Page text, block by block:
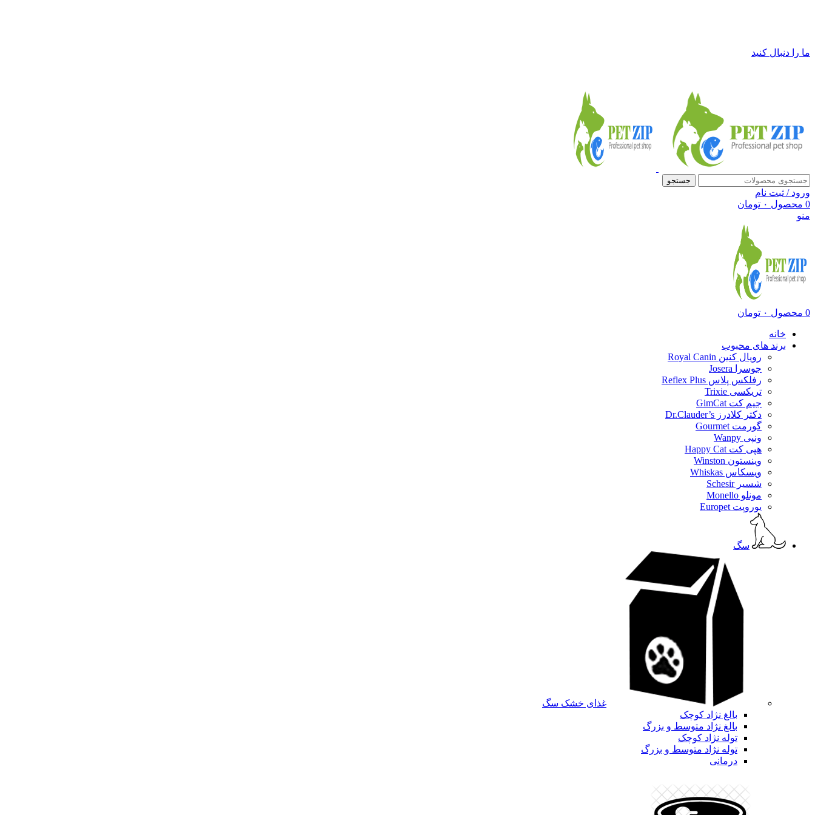
ما را دنبال کنید
جستجو
ورود / ثبت نام
0 محصول ۰ تومان
منو
0 محصول ۰ تومان
خانه
برند های محبوب
رویال کنین Royal Canin
جوسرا Josera
رفلکس پلاس Reflex Plus
تریکسی Trixie
جیم کت GimCat
دکتر کلادرز Dr.Clauder’s
گورمت Gourmet
ونپی Wanpy
هپی کت Happy Cat
وینستون Winston
ویسکاس Whiskas
شسیر Schesir
مونلو Monello
یوروپت Europet
سگ
غذای خشک سگ
بالغ نژاد کوچک
بالغ نژاد متوسط و بزرگ
توله نژاد کوچک
توله نژاد متوسط و بزرگ
درمانی